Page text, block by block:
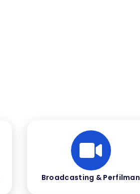
Broadcasting & Perfilman